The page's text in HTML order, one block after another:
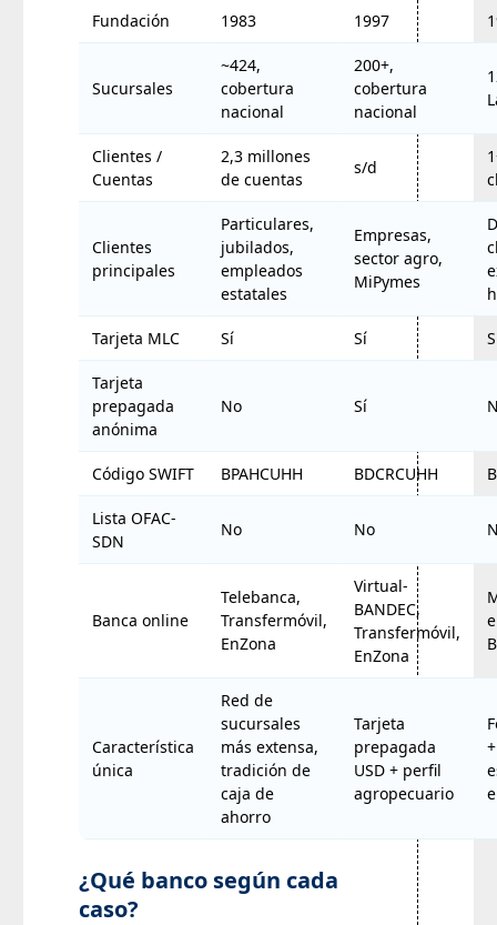
Fundación 1983 1997
Sucursales
~424,
cobertura
nacional
200+,
cobertura
nacional
Clientes /
Cuentas
2,3 millones
de cuentas
s/d
Clientes
principales
Particulares,
jubilados,
empleados
estatales
Empresas,
sector agro,
MiPymes
Tarjeta MLC Sí Sí
Tarjeta
prepagada
anónima
No Sí
Código SWIFT BPAHCUHH BDCRCUHH
Lista OFAC-
SDN
No No
Banca online
Telebanca,
Transfermóvil,
EnZona
Virtual-
BANDEC,
Transfermóvil,
EnZona
Característica
única
Red de
sucursales
más extensa,
tradición de
caja de
ahorro
Tarjeta
prepagada
USD + perfil
agropecuario
+
¿Qué banco según cada
caso?